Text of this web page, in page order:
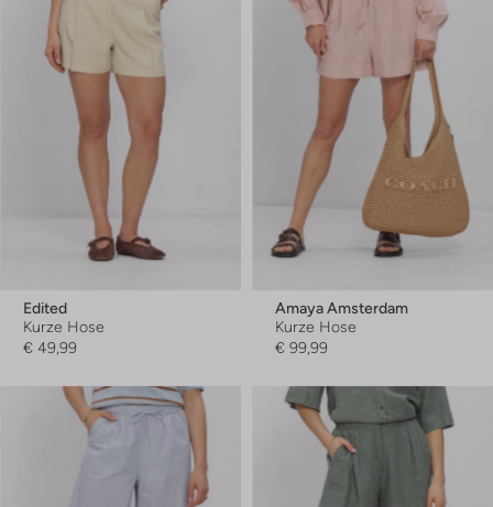
Edited
Kurze Hose
€ 49,99
Amaya Amsterdam
Kurze Hose
€ 99,99